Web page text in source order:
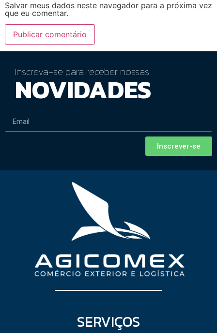
Salvar meus dados neste navegador para a próxima vez
que eu comentar.
Inscreva-se para receber nossas
NOVIDADES
Inscrever-se
SERVIÇOS